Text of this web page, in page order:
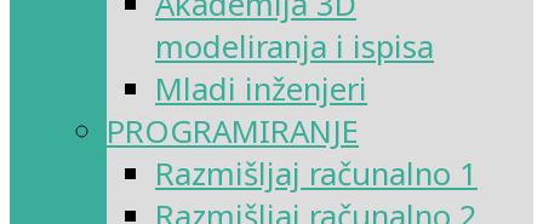
modeliranja i ispisa
Mladi inženjeri
PROGRAMIRANJE
Razmišljaj računalno 1